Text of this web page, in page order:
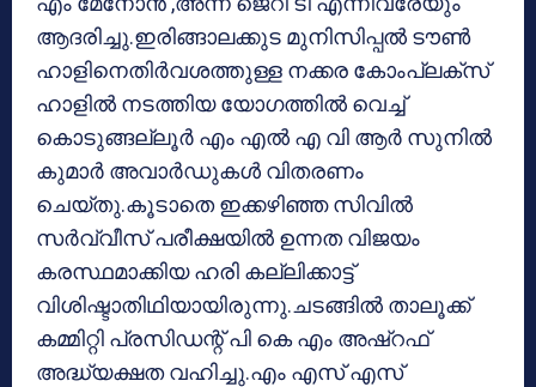
ആദരിച്ചു.ഇരിങ്ങാലക്കുട മുനിസിപ്പല്‍ ടൗണ്‍
ഹാളിനെതിര്‍വശത്തുള്ള നക്കര കോംപ്ലക്‌സ്
ഹാളില്‍ നടത്തിയ യോഗത്തില്‍ വെച്ച്
കൊടുങ്ങല്ലൂര്‍ എം എല്‍ എ വി ആര്‍ സുനില്‍
കുമാര്‍ അവാര്‍ഡുകള്‍ വിതരണം
ചെയ്തു.കൂടാതെ ഇക്കഴിഞ്ഞ സിവില്‍
സര്‍വ്വീസ് പരീക്ഷയില്‍ ഉന്നത വിജയം
കരസ്ഥമാക്കിയ ഹരി കല്ലിക്കാട്ട്
വിശിഷ്ടാതിഥിയായിരുന്നു.ചടങ്ങില്‍ താലൂക്ക്
കമ്മിറ്റി പ്രസിഡന്റ് പി കെ എം അഷ്‌റഫ്
അദ്ധ്യക്ഷത വഹിച്ചു.എം എസ് എസ്